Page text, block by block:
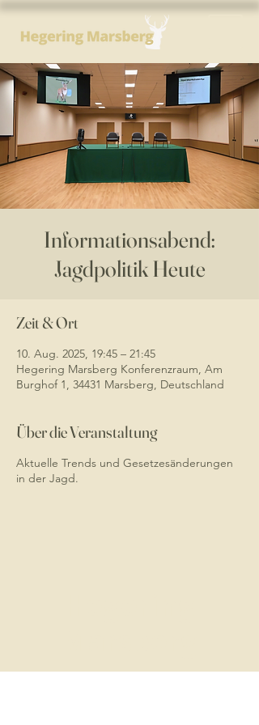
Informationsabend:
Jagdpolitik Heute
Zeit & Ort
10. Aug. 2025, 19:45 – 21:45
Hegering Marsberg Konferenzraum, Am
Burghof 1, 34431 Marsberg, Deutschland
Über die Veranstaltung
Aktuelle Trends und Gesetzesänderungen
in der Jagd.